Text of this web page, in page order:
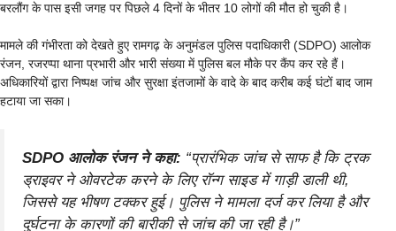
बरलौंग के पास इसी जगह पर पिछले 4 दिनों के भीतर 10 लोगों की मौत हो चुकी है।
मामले की गंभीरता को देखते हुए रामगढ़ के अनुमंडल पुलिस पदाधिकारी (SDPO) आलोक
रंजन, रजरप्पा थाना प्रभारी और भारी संख्या में पुलिस बल मौके पर कैंप कर रहे हैं।
अधिकारियों द्वारा निष्पक्ष जांच और सुरक्षा इंतजामों के वादे के बाद करीब कई घंटों बाद जाम
हटाया जा सका।
SDPO आलोक रंजन ने कहा: “प्रारंभिक जांच से साफ है कि ट्रक
ड्राइवर ने ओवरटेक करने के लिए रॉन्ग साइड में गाड़ी डाली थी,
जिससे यह भीषण टक्कर हुई। पुलिस ने मामला दर्ज कर लिया है और
दुर्घटना के कारणों की बारीकी से जांच की जा रही है।”